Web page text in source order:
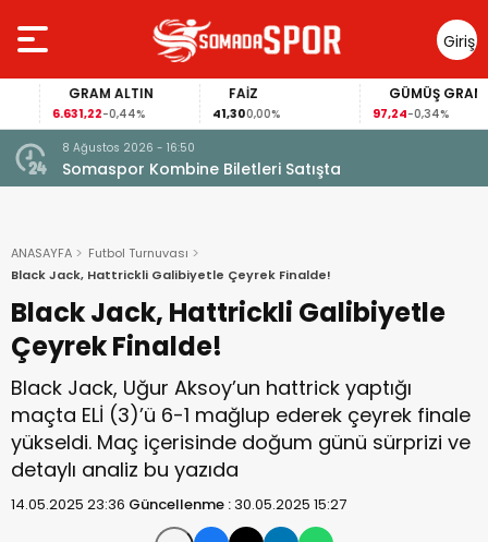
Giriş
Yap
GRAM ALTIN
6.631,22-0,44%
FAİZ
41,30 0,00%
GÜMÜŞ GRAM
97,24 -0,34%
7 Ağustos 2026 - 07:48
Somaspor’dan Serkan Yola Transferi!
ANASAYFA
Futbol Turnuvası
Black Jack, Hattrickli Galibiyetle Çeyrek Finalde!
Black Jack, Hattrickli Galibiyetle
Çeyrek Finalde!
Black Jack, Uğur Aksoy’un hattrick yaptığı
maçta ELİ (3)’ü 6-1 mağlup ederek çeyrek finale
yükseldi. Maç içerisinde doğum günü sürprizi ve
detaylı analiz bu yazıda
14.05.2025 23:36 Güncellenme :30.05.2025 15:27